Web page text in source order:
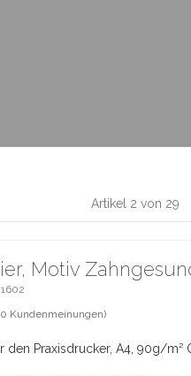
Artikel 2 von 29
Motiv
Kundenmeinungen)
den Praxisdrucker, A4, 90g/m²